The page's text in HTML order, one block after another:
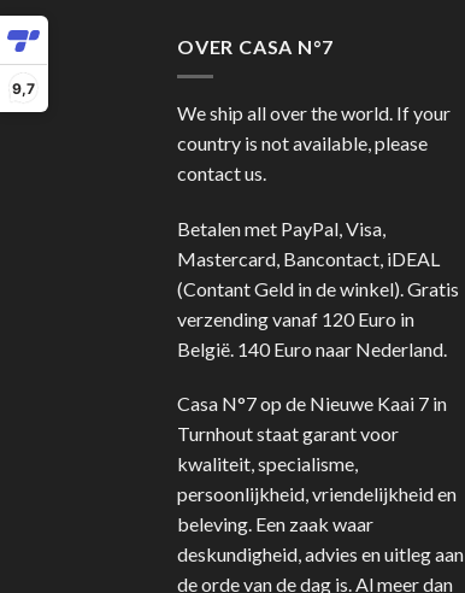
9,7
OVER CASA N°7
We ship all over the world. If your
country is not available, please
contact us.
Betalen met PayPal, Visa,
Mastercard, Bancontact, iDEAL
(Contant Geld in de winkel). Gratis
verzending vanaf 120 Euro in
België. 140 Euro naar Nederland.
Casa N°7 op de Nieuwe Kaai 7 in
Turnhout staat garant voor
kwaliteit, specialisme,
persoonlijkheid, vriendelijkheid en
beleving. Een zaak waar
deskundigheid, advies en uitleg aan
de orde van de dag is. Al meer dan